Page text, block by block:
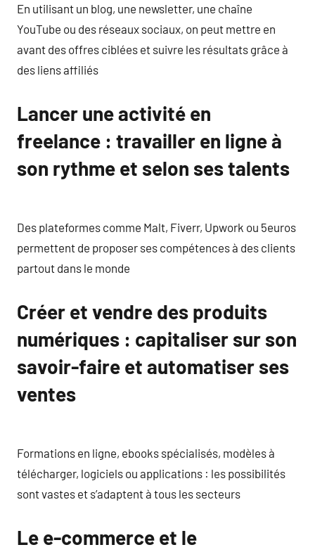
En utilisant un blog, une newsletter, une chaîne
YouTube ou des réseaux sociaux, on peut mettre en
avant des offres ciblées et suivre les résultats grâce à
des liens affiliés
Lancer une activité en
freelance : travailler en ligne à
son rythme et selon ses talents
Des plateformes comme Malt, Fiverr, Upwork ou 5euros
permettent de proposer ses compétences à des clients
partout dans le monde
Créer et vendre des produits
numériques : capitaliser sur son
savoir-faire et automatiser ses
ventes
Formations en ligne, ebooks spécialisés, modèles à
télécharger, logiciels ou applications : les possibilités
sont vastes et s’adaptent à tous les secteurs
Le e-commerce et le